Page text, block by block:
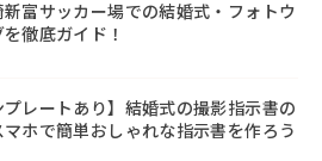
新富サッカー場での結婚式・フォトウ
徹底ガイド！
プレートあり】結婚式の撮影指示書の
ホで簡単おしゃれな指示書を作ろう